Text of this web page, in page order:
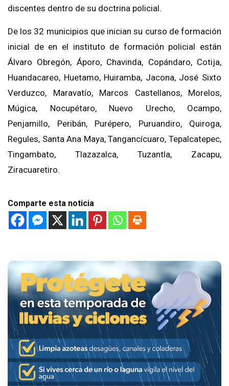
discentes dentro de su doctrina policial.
De los 32 municipios que inician su curso de formación
inicial de en el instituto de formación policial están
Álvaro Obregón, Áporo, Chavinda, Copándaro, Cotija,
Huandacareo, Huetamo, Huiramba, Jacona, José Sixto
Verduzco, Maravatío, Marcos Castellanos, Morelos,
Múgica, Nocupétaro, Nuevo Urecho, Ocampo,
Penjamillo, Peribán, Purépero, Puruandiro, Quiroga,
Regules, Santa Ana Maya, Tangancícuaro, Tepalcatepec,
Tingambato, Tlazazalca, Tuzantla, Zacapu,
Ziracuaretiro.
Comparte esta noticia